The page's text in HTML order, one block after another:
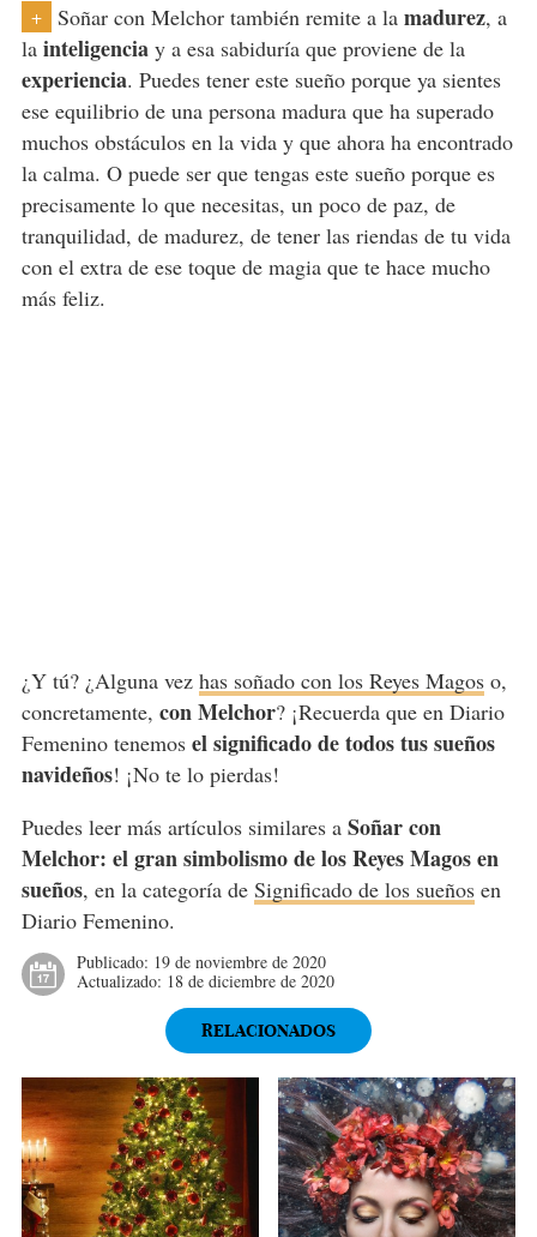
+ Soñar con Melchor también remite a la madurez, a
lainteligenciay a esa sabiduría que proviene de la
experiencia. Puedes tener este sueño porque ya sientes
ese equilibrio de una persona madura que ha superado
muchos obstáculos en la vida y que ahora ha encontrado
la calma. O puede ser que tengas este sueño porque es
precisamente lo que necesitas, un poco de paz, de
tranquilidad, de madurez, de tener las riendas de tu vida
con el extra de ese toque de magia que te hace mucho
más feliz.
¿Y tú? ¿Alguna vez has soñado con los Reyes Magoso,
concretamente, con Melchor? ¡Recuerda que en Diario
Femenino tenemos el significado de todos tus sueños
navideños! ¡No te lo pierdas!
Puedes leer más artículos similares a Soñar con
Melchor: el gran simbolismo de los Reyes Magos en
sueños, en la categoría de Significado de los sueñosen
Diario Femenino.
Publicado: 19 de noviembre de 2020
Actualizado: 18 de diciembre de 2020
RELACIONADOS